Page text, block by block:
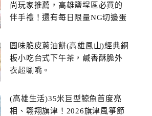
尚玩家推薦，高雄鹽埕區必買的
伴手禮！還有每日限量NG切邊蛋
圓味脆皮蔥油餅(高雄鳳山)經典銅
板小吃台式下午茶，鹹香酥脆外
衣超唰嘴。
(高雄生活)35米巨型鯨魚首度亮
相、翱翔旗津！2026旗津風箏節